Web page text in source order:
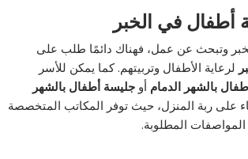
أطفال في الخبر
وتبحث عن عمل، فهناك دائمًا طلب على
لرعاية الأطفال وتربيتهم. كما يمكن للأسر
بالشهر الدمام أوجليسة أطفال بالشهر
على ربة المنزل، حيث توفر المكاتب المتخصصة
المطلوبة.